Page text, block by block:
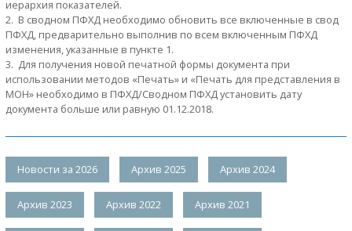
иерархия показателей.
2. В сводном ПФХД необходимо обновить все включенные в свод
ПФХД, предварительно выполнив по всем включенным ПФХД
изменения, указанные в пункте 1.
3. Для получения новой печатной формы документа при
использовании методов «Печать» и «Печать для представления в
МОН» необходимо в ПФХД/Сводном ПФХД установить дату
документа больше или равную 01.12.2018.
Новости за 2026 Архив 2025 Архив 2024
Архив 2023 Архив 2022 Архив 2021